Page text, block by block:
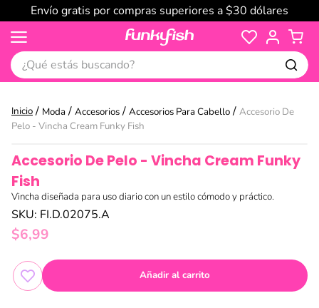
Envío gratis por compras superiores a $30 dólares
¿Qué estás buscando?
Moda Accesorios Accesorios Para Cabello
Accesorio De
Pelo - Vincha Cream Funky Fish
Accesorio De Pelo - Vincha Cream Funky
Fish
Vincha diseñada para uso diario con un estilo cómodo y práctico.
SKU: FI.D.02075.A
$6,99
Añadir al carrito